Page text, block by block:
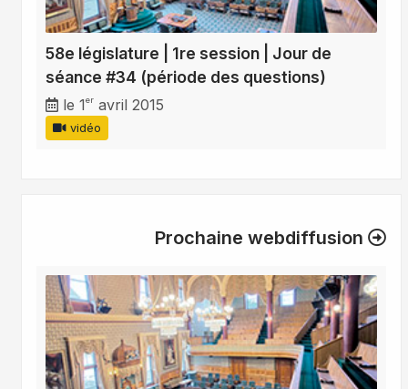
58e législature | 1re session | Jour de
séance #34 (période des questions)
le 1er avril 2015
vidéo
Prochaine webdiffusion